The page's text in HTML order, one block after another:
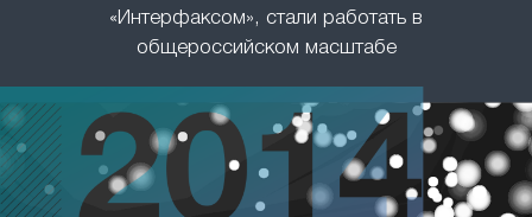
«Интерфаксом», стали работать в
общероссийском масштабе